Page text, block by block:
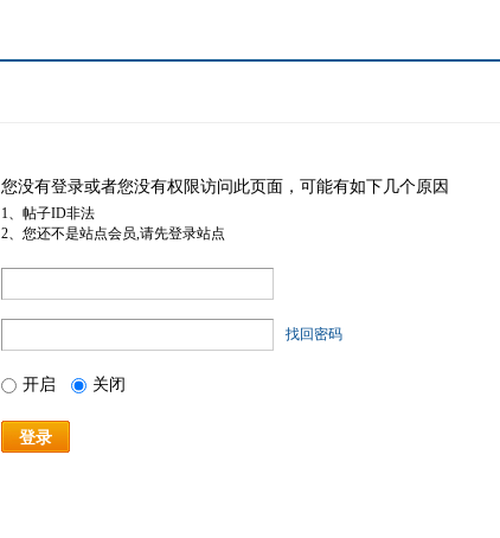
您没有登录或者您没有权限访问此页面，可能有如下几个原因
1、帖子ID非法
2、您还不是站点会员,请先登录站点
找回密码
开启 关闭
登录